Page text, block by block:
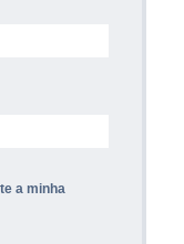
a minha